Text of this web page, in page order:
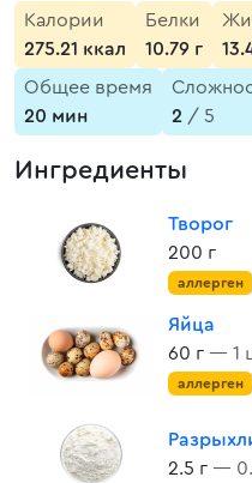
Калории
275.21 ккал
Белки
10.79 г
Общее время
20 мин
2 / 5
Ингредиенты
Творог
200 г
аллерген
Яйца
60 г — 1
аллерген
2.5 г —